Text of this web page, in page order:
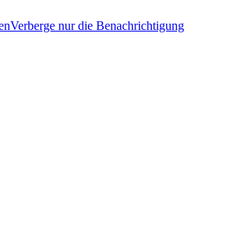
Verberge nur die Benachrichtigung